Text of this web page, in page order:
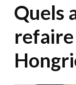
Quels
refaire